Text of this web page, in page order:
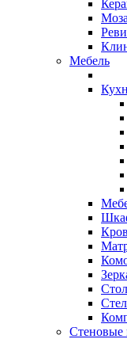
Мебель
Стеновые